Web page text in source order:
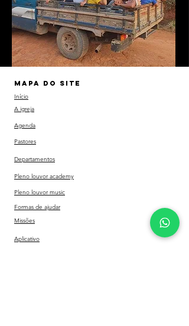
MAPA DO SITE
Início
A igreja
Agenda
Pastores
Departamentos
Pleno louvor academy
Pleno louvor music
Formas de ajudar
Missões
Aplicativo